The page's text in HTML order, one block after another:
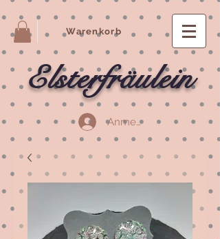
Warenkorb
Elsterfräulein
Anmelden